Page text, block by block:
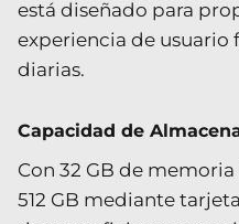
está diseñado para
experiencia de usuario
diarias.
Capacidad de
Con 32 GB de
512 GB mediante